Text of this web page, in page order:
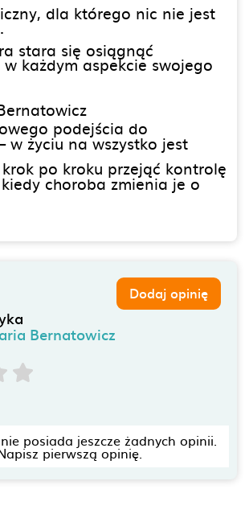
dla którego nic nie jest
stara się osiągnąć
każdym aspekcie swojego
podejścia do
w życiu na wszystko jest
po kroku przejąć kontrolę
choroba zmienia je o
Dodaj opinię
Bernatowicz
posiada jeszcze żadnych opinii.
pierwszą opinię.